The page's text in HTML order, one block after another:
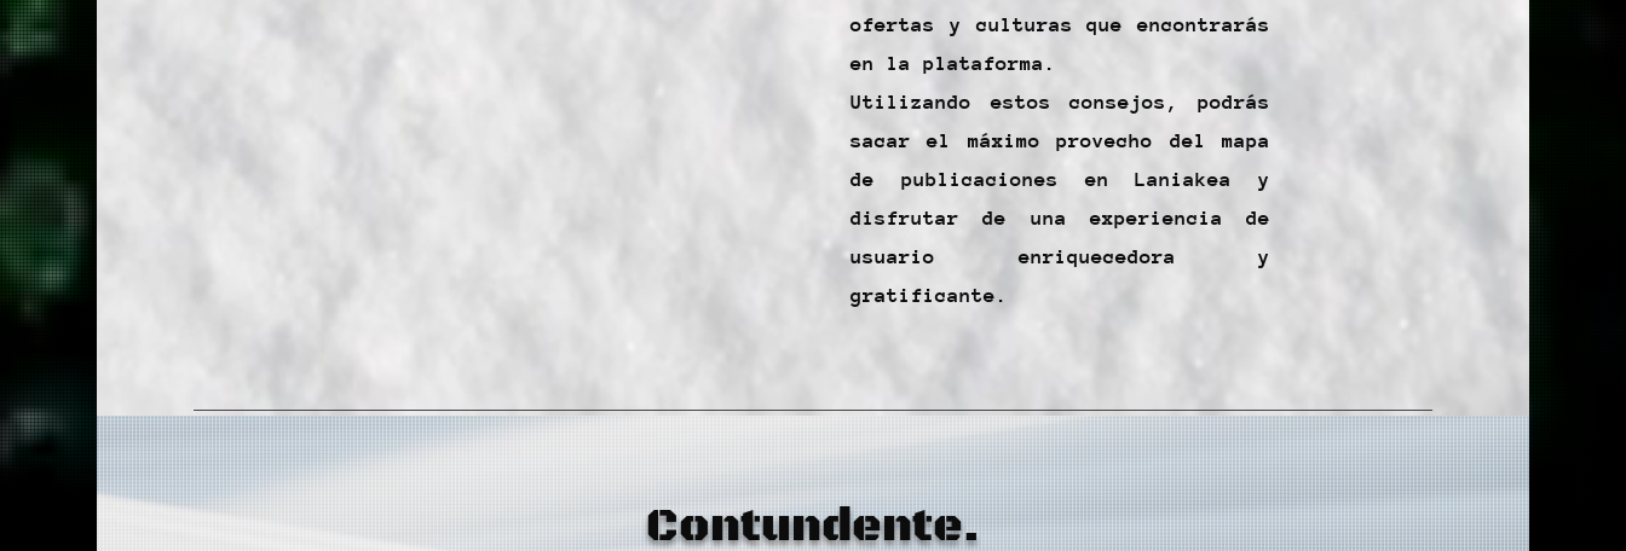
ofertas y culturas que encontrarás
en la plataforma.
Utilizando estos consejos, podrás
sacar el máximo provecho del mapa
de publicaciones en Laniakea y
disfrutar de una experiencia de
usuario enriquecedora y
gratificante.
Contundente.